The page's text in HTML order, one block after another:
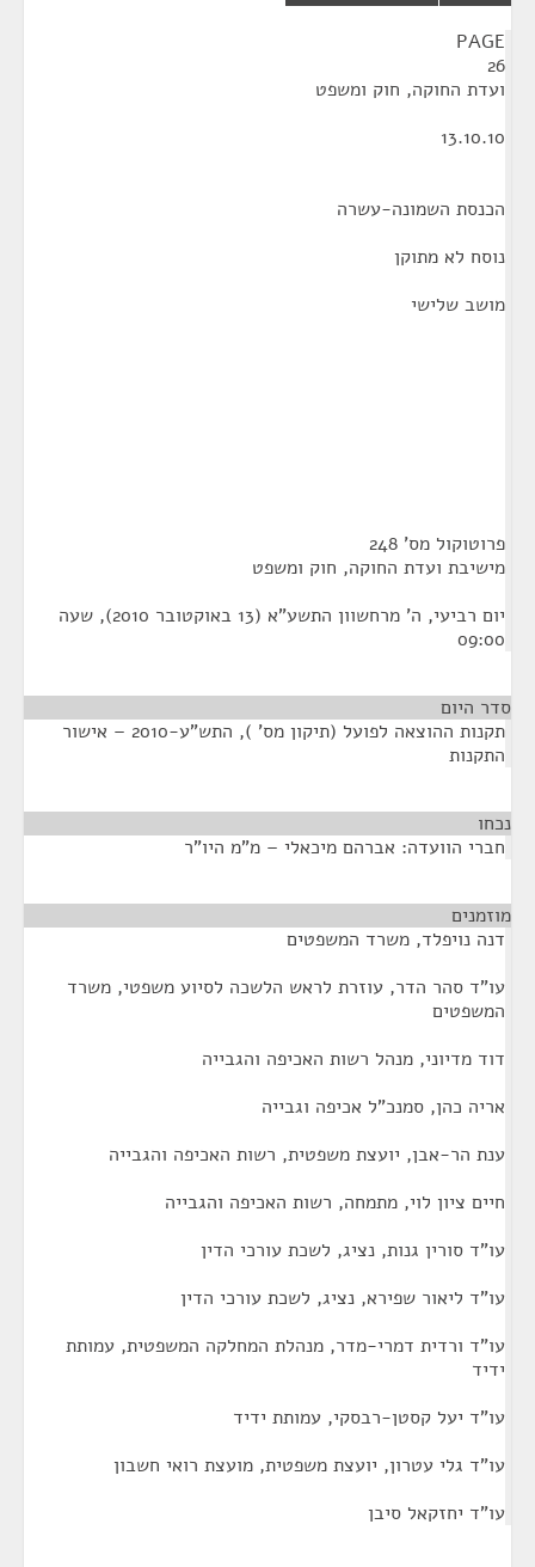
PAGE
26
ועדת החוקה, חוק ומשפט
13.10.10
הכנסת השמונה-עשרה
נוסח לא מתוקן
מושב שלישי
פרוטוקול מס' 248
מישיבת ועדת החוקה, חוק ומשפט
יום רביעי, ה' מרחשוון התשע"א (13 באוקטובר 2010), שעה
09:00
סדר היום
תקנות ההוצאה לפועל (תיקון מס' ), התש"ע-2010 – אישור
התקנות
נכחו
חברי הוועדה: אברהם מיכאלי – מ"מ היו"ר
מוזמנים
דנה נויפלד, משרד המשפטים
עו"ד סהר הדר, עוזרת לראש הלשכה לסיוע משפטי, משרד
המשפטים
דוד מדיוני, מנהל רשות האכיפה והגבייה
אריה כהן, סמנכ"ל אכיפה וגבייה
ענת הר-אבן, יועצת משפטית, רשות האכיפה והגבייה
חיים ציון לוי, מתמחה, רשות האכיפה והגבייה
עו"ד סורין גנות, נציג, לשכת עורכי הדין
עו"ד ליאור שפירא, נציג, לשכת עורכי הדין
עו"ד ורדית דמרי-מדר, מנהלת המחלקה המשפטית, עמותת
ידיד
עו"ד יעל קסטן-רבסקי, עמותת ידיד
עו"ד גלי עטרון, יועצת משפטית, מועצת רואי חשבון
עו"ד יחזקאל סיבן